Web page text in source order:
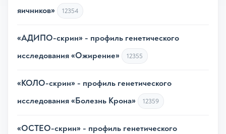
яичников»
12354
«АДИПО-скрин» - профиль генетического
исследования «Ожирение»
12355
«КОЛО-скрин» - профиль генетического
исследования «Болезнь Крона»
12359
«ОСТЕО-скрин» - профиль генетического